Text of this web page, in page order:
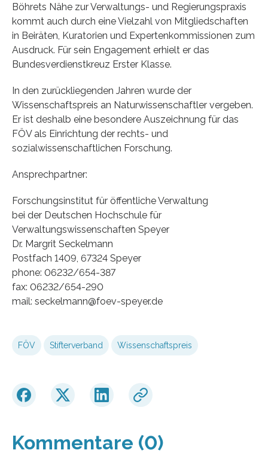
Böhrets Nähe zur Verwaltungs- und Regierungspraxis
kommt auch durch eine Vielzahl von Mitgliedschaften
in Beiräten, Kuratorien und Expertenkommissionen zum
Ausdruck. Für sein Engagement erhielt er das
Bundesverdienstkreuz Erster Klasse.
In den zurückliegenden Jahren wurde der
Wissenschaftspreis an Naturwissenschaftler vergeben.
Er ist deshalb eine besondere Auszeichnung für das
FÖV als Einrichtung der rechts- und
sozialwissenschaftlichen Forschung.
Ansprechpartner:
Forschungsinstitut für öffentliche Verwaltung
bei der Deutschen Hochschule für
Verwaltungswissenschaften Speyer
Dr. Margrit Seckelmann
Postfach 1409, 67324 Speyer
phone: 06232/654-387
fax: 06232/654-290
mail: seckelmann@foev-speyer.de
FÖV Stifterverband Wissenschaftspreis
Kommentare (0)